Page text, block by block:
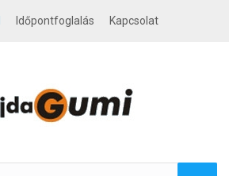
Időpontfoglalás Kapcsolat